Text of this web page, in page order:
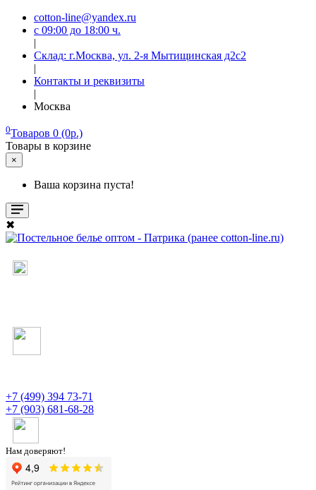
cotton-line@yandex.ru
с 09:00 до 18:00 ч.
|
Склад: г.Москва, ул. 2-я Мытищинская д2с2
|
Контакты и реквизиты
|
Москва
0Товаров 0 (0р.)
Товары в корзине
×
Ваша корзина пуста!
✖
+7 (499) 394 73-71
+7 (903) 681-68-28
Нам доверяют!